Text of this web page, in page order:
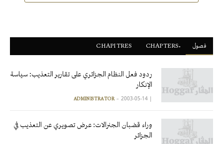
فصول CHAPITRES
ردود فعل النظام الجزائري على تقارير التعذيب: سياسة
الإنكار
|
ADMINISTRATOR 2003-05-14
وراء قضبان الجنرالات: عرض تصويري عن التعذيب في
الجزائر